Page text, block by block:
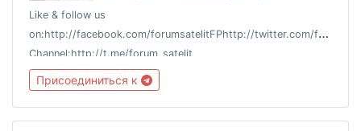
Like & follow us
on:http://facebook.com/forumsatelitFPhttp://twitter.com/
Channel:http://t.me/forum_satelit
Присоединиться к